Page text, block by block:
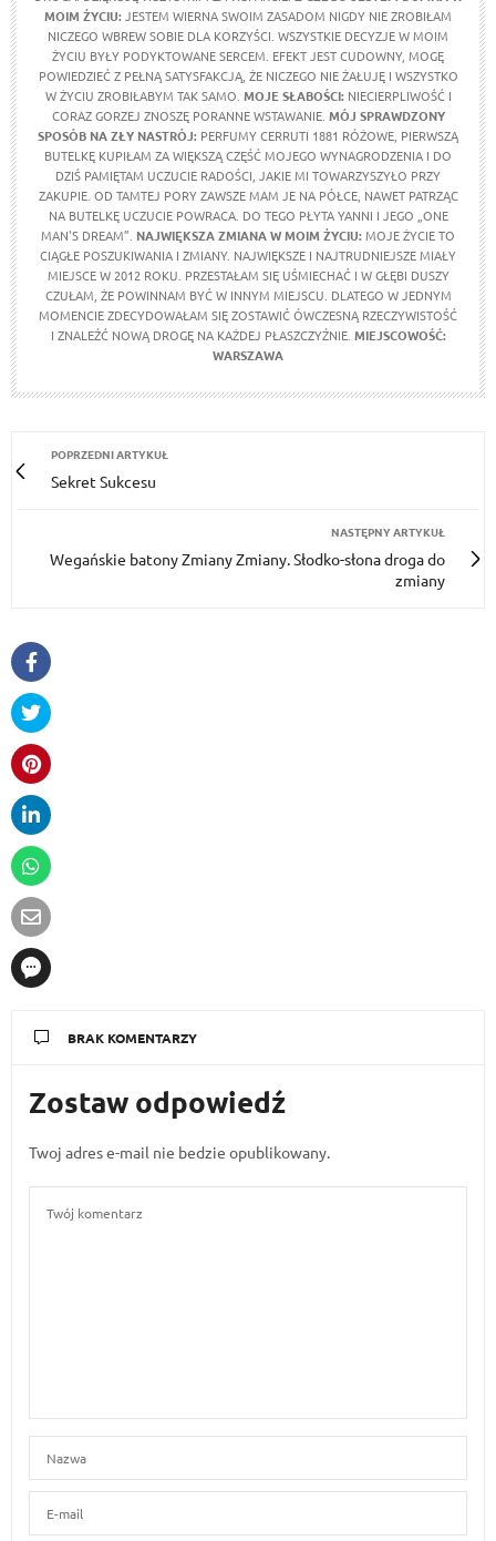
MOIM ŻYCIU:JESTEM WIERNA SWOIM ZASADOM NIGDY NIE ZROBIŁAM
NICZEGO WBREW SOBIE DLA KORZYŚCI. WSZYSTKIE DECYZJE W MOIM
ŻYCIU BYŁY PODYKTOWANE SERCEM. EFEKT JEST CUDOWNY, MOGĘ
POWIEDZIEĆ Z PEŁNĄ SATYSFAKCJĄ, ŻE NICZEGO NIE ŻAŁUJĘ I WSZYSTKO
W ŻYCIU ZROBIŁABYM TAK SAMO. MOJE SŁABOŚCI:NIECIERPLIWOŚĆ I
CORAZ GORZEJ ZNOSZĘ PORANNE WSTAWANIE. MÓJ SPRAWDZONY
SPOSÓB NA ZŁY NASTRÓJ: PERFUMY CERRUTI 1881 RÓŻOWE, PIERWSZĄ
BUTELKĘ KUPIŁAM ZA WIĘKSZĄ CZĘŚĆ MOJEGO WYNAGRODZENIA I DO
DZIŚ PAMIĘTAM UCZUCIE RADOŚCI, JAKIE MI TOWARZYSZYŁO PRZY
ZAKUPIE. OD TAMTEJ PORY ZAWSZE MAM JE NA PÓŁCE, NAWET PATRZĄC
NA BUTELKĘ UCZUCIE POWRACA. DO TEGO PŁYTA YANNI I JEGO „ONE
MAN'S DREAM”. NAJWIĘKSZA ZMIANA W MOIM ŻYCIU:MOJE ŻYCIE TO
CIĄGŁE POSZUKIWANIA I ZMIANY. NAJWIĘKSZE I NAJTRUDNIEJSZE MIAŁY
MIEJSCE W 2012 ROKU. PRZESTAŁAM SIĘ UŚMIECHAĆ I W GŁĘBI DUSZY
CZUŁAM, ŻE POWINNAM BYĆ W INNYM MIEJSCU. DLATEGO W JEDNYM
MOMENCIE ZDECYDOWAŁAM SIĘ ZOSTAWIĆ ÓWCZESNĄ RZECZYWISTOŚĆ
I ZNALEŹĆ NOWĄ DROGĘ NA KAŻDEJ PŁASZCZYŹNIE. MIEJSCOWOŚĆ:
WARSZAWA
POPRZEDNI ARTYKUŁ
Sekret Sukcesu
NASTĘPNY ARTYKUŁ
Wegańskie batony Zmiany Zmiany. Słodko-słona droga do
zmiany
BRAK KOMENTARZY
Zostaw odpowiedź
Twoj adres e-mail nie bedzie opublikowany.